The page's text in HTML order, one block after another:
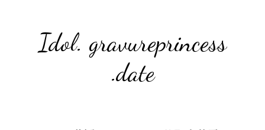
Idol. gravureprincess
.date